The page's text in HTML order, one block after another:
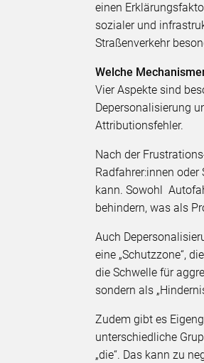
einen
sozialer und
Straßenverkehr
Welche
Vier Aspekte sind
Depersonalisierung
Attributionsfehler.
Nach der
Radfahrer:innen
kann. Sowohl
behindern, was als
Auch
eine „Schutzzone“,
die Schwelle für
sondern als
Zudem gibt es
unterschiedliche
„die“. Das kann zu